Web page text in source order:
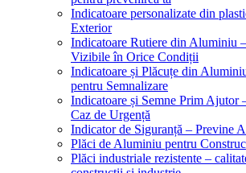
Indicatoare personalizate din
Exterior
Indicatoare Rutiere din Aluminiu
Vizibile în Orice Condiții
Indicatoare și Plăcuțe din
pentru Semnalizare
Indicatoare și Semne Prim Ajutor
Caz de Urgență
Indicator de Siguranță – Previne
Plăci de Aluminiu pentru
Plăci industriale rezistente –